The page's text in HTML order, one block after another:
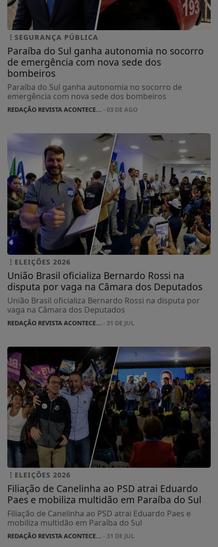
SEGURANÇA PÚBLICA
Paraíba do Sul ganha autonomia no socorro
de emergência com nova sede dos
bombeiros
Paraíba do Sul ganha autonomia no socorro de
emergência com nova sede dos bombeiros
REDAÇÃO REVISTA ACONTECE... - 03 DE AGO
ELEIÇÕES 2026
União Brasil oficializa Bernardo Rossi na
disputa por vaga na Câmara dos Deputados
União Brasil oficializa Bernardo Rossi na disputa por
vaga na Câmara dos Deputados
REDAÇÃO REVISTA ACONTECE... - 31 DE JUL
ELEIÇÕES 2026
Filiação de Canelinha ao PSD atrai Eduardo
Paes e mobiliza multidão em Paraíba do Sul
Filiação de Canelinha ao PSD atrai Eduardo Paes e
mobiliza multidão em Paraíba do Sul
REDAÇÃO REVISTA ACONTECE... - 31 DE JUL